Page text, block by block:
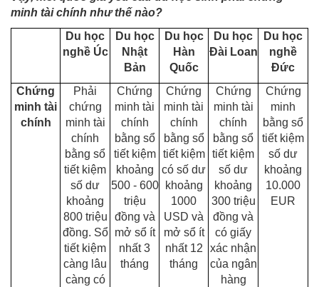
minh tài chính như thế nào?
Du học
nghề Úc
Du học
Nhật
Bản
Du học
Hàn
Quốc
Du học
Đài Loan
Du học
nghề
Đức
Chứng
minh tài
chính
Phải
chứng
minh tài
chính
bằng sổ
tiết kiệm
số dư
khoảng
800 triệu
đồng. Sổ
tiết kiệm
càng lâu
càng có
Chứng
minh tài
chính
bằng sổ
tiết kiệm
khoảng
500 - 600
triệu
đồng và
mở sổ ít
nhất 3
tháng
Chứng
minh tài
chính
bằng sổ
tiết kiệm
có số dư
khoảng
1000
USD và
mở sổ ít
nhất 12
tháng
Chứng
minh tài
chính
bằng sổ
tiết kiệm
số dư
khoảng
300 triệu
đồng và
có giấy
xác nhận
của ngân
hàng
Chứng
minh
bằng sổ
tiết kiệm
số dư
khoảng
10.000
EUR